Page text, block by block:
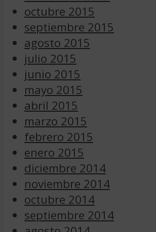
octubre 2015
septiembre 2015
agosto 2015
julio 2015
junio 2015
mayo 2015
abril 2015
marzo 2015
febrero 2015
enero 2015
diciembre 2014
noviembre 2014
octubre 2014
septiembre 2014